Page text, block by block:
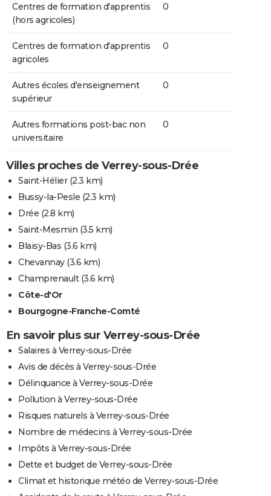
Centres de formation d'apprentis
(hors agricoles)
0
Centres de formation d'apprentis
agricoles
0
Autres écoles d'enseignement
supérieur
0
Autres formations post-bac non
universitaire
0
Villes proches de Verrey-sous-Drée
Saint-Hélier(2.3 km)
Bussy-la-Pesle (2.3 km)
Drée (2.8 km)
Saint-Mesmin (3.5 km)
Blaisy-Bas (3.6 km)
Chevannay(3.6 km)
Champrenault(3.6 km)
Côte-d'Or
Bourgogne-Franche-Comté
En savoir plus sur Verrey-sous-Drée
Salaires à Verrey-sous-Drée
Avis de décès à Verrey-sous-Drée
Délinquance à Verrey-sous-Drée
Pollution à Verrey-sous-Drée
Risques naturels à Verrey-sous-Drée
Nombre de médecins à Verrey-sous-Drée
Impôts à Verrey-sous-Drée
Dette et budget de Verrey-sous-Drée
Climat et historique météo de Verrey-sous-Drée